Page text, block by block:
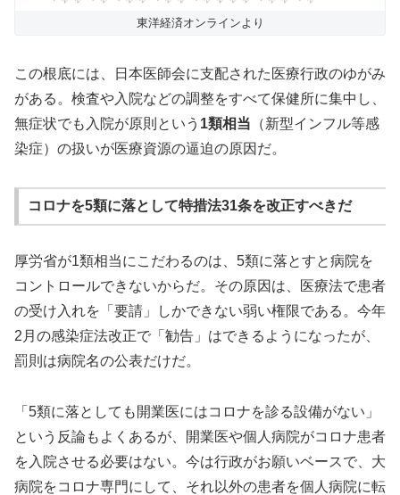
東洋経済オンラインより
この根底には、日本医師会に支配された医療行政のゆがみ
がある。検査や入院などの調整をすべて保健所に集中し、
無症状でも入院が原則という 1類相当 （新型インフル等感
染症）の扱いが医療資源の逼迫の原因だ。
コロナを5類に落として特措法31条を改正すべきだ
厚労省が1類相当にこだわるのは、5類に落とすと病院を
コントロールできないからだ。その原因は、医療法で患者
の受け入れを「要請」しかできない弱い権限である。今年
2月の感染症法改正で「勧告」はできるようになったが、
罰則は病院名の公表だけだ。
「5類に落としても開業医にはコロナを診る設備がない」
という反論もよくあるが、開業医や個人病院がコロナ患者
を入院させる必要はない。今は行政がお願いベースで、大
病院をコロナ専門にして、それ以外の患者を個人病院に転